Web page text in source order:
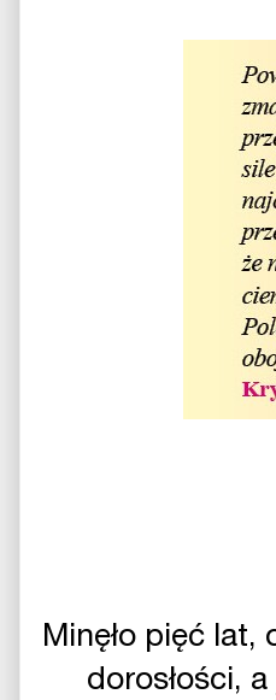
Minęło pięć
dorosłości,